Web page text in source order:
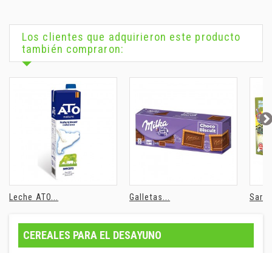
Los clientes que adquirieron este producto
también compraron:
Leche ATO... Galletas...
CEREALES PARA EL DESAYUNO